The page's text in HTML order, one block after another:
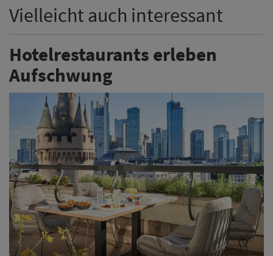
Vielleicht auch interessant
Hotelrestaurants erleben
Aufschwung